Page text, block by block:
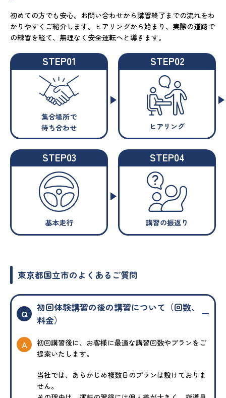
初めての方でも安心。お問い合わせから講習終了までの流れをわ
かりやすくご紹介します。ヒアリングから始まり、実際の道路で
の練習を経て、無理なく安全運転へと導きます。
STEP01
集合場所で
待ち合わせ
STEP02
ヒアリング
STEP03
基本走行
STEP04
講習の振返り
東京都国立市のよくあるご質問
Q
初回体験講習の後の講習について（回数、
料金）
A
初回講習後に、お客様に最適な講習回数やプランをご
提案いたします。
当社では、あらかじめ複数日のプランは設けておりま
せん。